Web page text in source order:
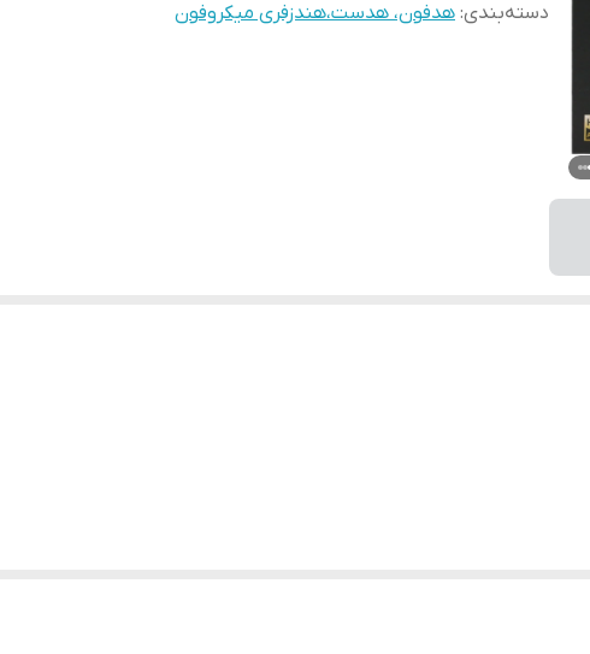
دسته‌بندی: هدفون، هدست،هندزفری میکروفون